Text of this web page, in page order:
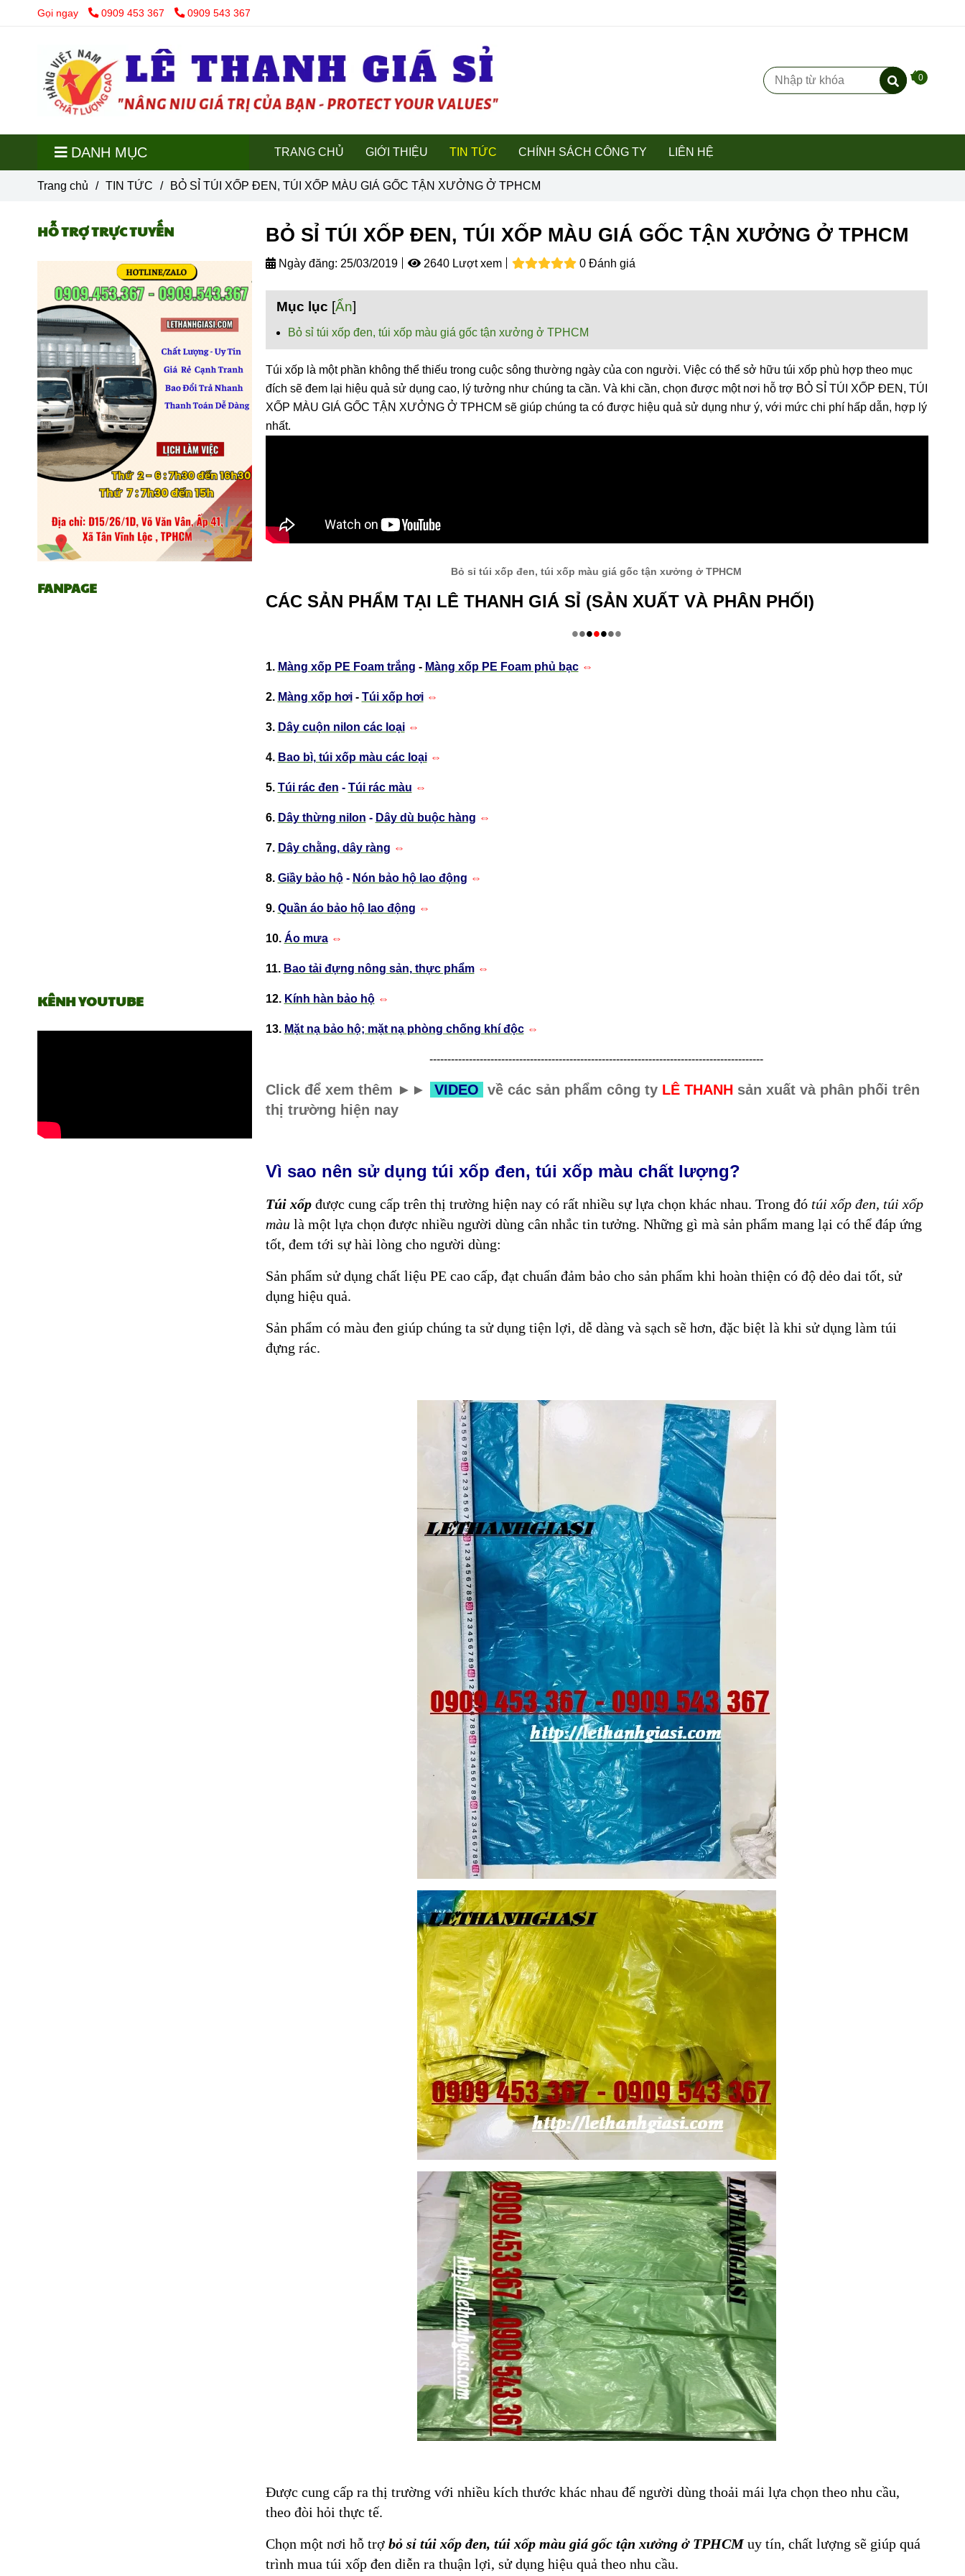
Gọi ngay 0909 453 367 0909 543 367
0
DANH MỤC TRANG CHỦ GIỚI THIỆU TIN TỨC CHÍNH SÁCH CÔNG TY LIÊN HỆ
Trang chủ / TIN TỨC / BỎ SỈ TÚI XỐP ĐEN, TÚI XỐP MÀU GIÁ GỐC TẬN XƯỞNG Ở TPHCM
BỎ SỈ TÚI XỐP ĐEN, TÚI XỐP MÀU GIÁ GỐC TẬN XƯỞNG Ở TPHCM
Ngày đăng: 25/03/2019 2640 Lượt xem 0 Đánh giá
Mục lục [Ẩn]
Bỏ sỉ túi xốp đen, túi xốp màu giá gốc tận xưởng ở TPHCM
Túi xốp là một phần không thể thiếu trong cuộc sông thường ngày của con người. Việc có thể sở hữu túi xốp phù hợp theo mục
đích sẽ đem lại hiệu quả sử dụng cao, lý tưởng như chúng ta cần. Và khi cần, chọn được một nơi hỗ trợ BỎ SỈ TÚI XỐP ĐEN, TÚI
XỐP MÀU GIÁ GỐC TẬN XƯỞNG Ở TPHCM sẽ giúp chúng ta có được hiệu quả sử dụng như ý, với mức chi phí hấp dẫn, hợp lý
nhất.
Bỏ sỉ túi xốp đen, túi xốp màu giá gốc tận xưởng ở TPHCM
CÁC SẢN PHẨM TẠI LÊ THANH GIÁ SỈ (SẢN XUẤT VÀ PHÂN PHỐI)
•••••••
1. Màng xốp PE Foam trắng - Màng xốp PE Foam phủ bạc ⇔
2. Màng xốp hơi- Túi xốp hơi ⇔
3. Dây cuộn nilon các loại ⇔
4. Bao bì, túi xốp màu các loại ⇔
5. Túi rác đen - Túi rác màu ⇔
6. Dây thừng nilon - Dây dù buộc hàng ⇔
7. Dây chằng, dây ràng ⇔
8. Giầy bảo hộ - Nón bảo hộ lao động ⇔
9. Quần áo bảo hộ lao động ⇔
10. Áo mưa ⇔
11. Bao tải đựng nông sản, thực phẩm ⇔
12. Kính hàn bảo hộ ⇔
13. Mặt nạ bảo hộ; mặt nạ phòng chống khí độc ⇔
---------------------------------------------------------------------------------------------
Click để xem thêm ► ► VIDEO về các sản phẩm công ty LÊ THANHsản xuất và phân phối trên
thị trường hiện nay
Vì sao nên sử dụng túi xốp đen, túi xốp màu chất lượng?
Túi xốpđược cung cấp trên thị trường hiện nay có rất nhiều sự lựa chọn khác nhau. Trong đó túi xốp đen, túi xốp
màulà một lựa chọn được nhiều người dùng cân nhắc tin tưởng. Những gì mà sản phẩm mang lại có thể đáp ứng
tốt, đem tới sự hài lòng cho người dùng:
Sản phẩm sử dụng chất liệu PE cao cấp, đạt chuẩn đảm bảo cho sản phẩm khi hoàn thiện có độ dẻo dai tốt, sử
dụng hiệu quả.
Sản phẩm có màu đen giúp chúng ta sử dụng tiện lợi, dễ dàng và sạch sẽ hơn, đặc biệt là khi sử dụng làm túi
đựng rác.
Được cung cấp ra thị trường với nhiều kích thước khác nhau để người dùng thoải mái lựa chọn theo nhu cầu,
theo đòi hỏi thực tế.
Chọn một nơi hỗ trợ bỏ sỉ túi xốp đen, túi xốp màu giá gốc tận xưởng ở TPHCMuy tín, chất lượng sẽ giúp quá
trình mua túi xốp đen diễn ra thuận lợi, sử dụng hiệu quả theo nhu cầu.
HỖ TRỢ TRỰC TUYẾN
FANPAGE
KÊNH YOUTUBE